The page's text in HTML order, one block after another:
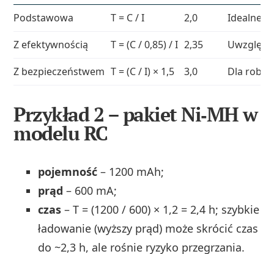
Podstawowa
T = C / I 2,0
Idealne
Z efektywnością
T = (C / 0,85) / I 2,35
Z bezpieczeństwem T = (C / I) × 1,5 3,0 Dla
Przykład 2 – pakiet Ni‑MH w
modelu RC
pojemność – 1200 mAh;
prąd – 600 mA;
czas – T = (1200 / 600) × 1,2 = 2,4 h; szybkie
ładowanie (wyższy prąd) może skrócić czas
do ~2,3 h, ale rośnie ryzyko przegrzania.